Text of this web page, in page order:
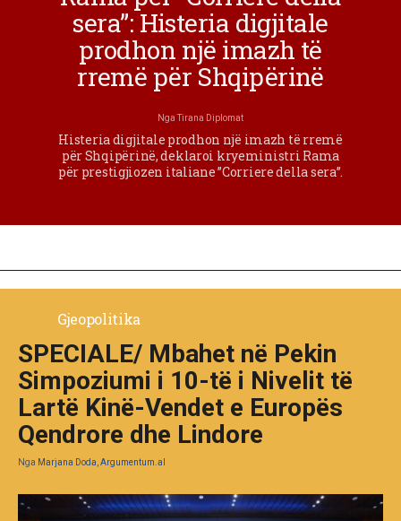
sera”: Histeria digjitale
prodhon një imazh të
rremë për Shqipërinë
NgaTirana Diplomat
Histeria digjitale prodhon një imazh të rremë
për Shqipërinë, deklaroi kryeministri Rama
për prestigjiozen italiane ”Corriere della sera”.
Gjeopolitika
SPECIALE/ Mbahet në Pekin
Simpoziumi i 10-të i Nivelit të
Lartë Kinë-Vendet e Europës
Qendrore dhe Lindore
Nga Marjana Doda, Argumentum.al